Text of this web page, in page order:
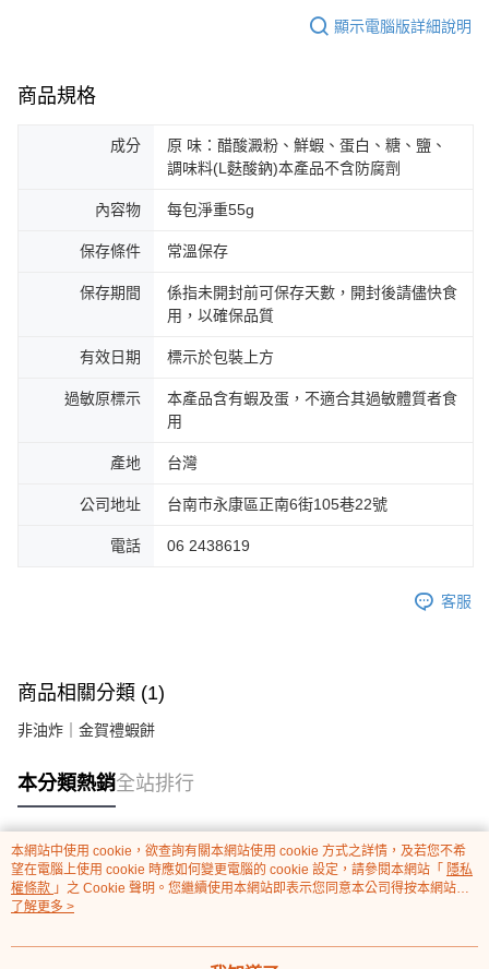
顯示電腦版詳細說明
商品規格
成分
原 味：醋酸澱粉、鮮蝦、蛋白、糖、鹽、
調味料(L麩酸鈉)本產品不含防腐劑
內容物 每包淨重55g
保存條件 常溫保存
保存期間
係指未開封前可保存天數，開封後請儘快食
用，以確保品質
有效日期 標示於包裝上方
過敏原標示
本產品含有蝦及蛋，不適合其過敏體質者食
用
產地 台灣
公司地址 台南市永康區正南6街105巷22號
電話 06 2438619
客服
商品相關分類 (1)
非油炸｜金賀禮蝦餅
本分類熱銷全站排行
熱門標籤
本網站中使用 cookie，欲查詢有關本網站使用 cookie 方式之詳情，及若您不希
望在電腦上使用 cookie 時應如何變更電腦的 cookie 設定，請參閱本網站「 隱私
權條款 」之 Cookie 聲明。您繼續使用本網站即表示您同意本公司得按本網站使
用條款之 Cookie 聲明使用 cookie。
了解更多 >